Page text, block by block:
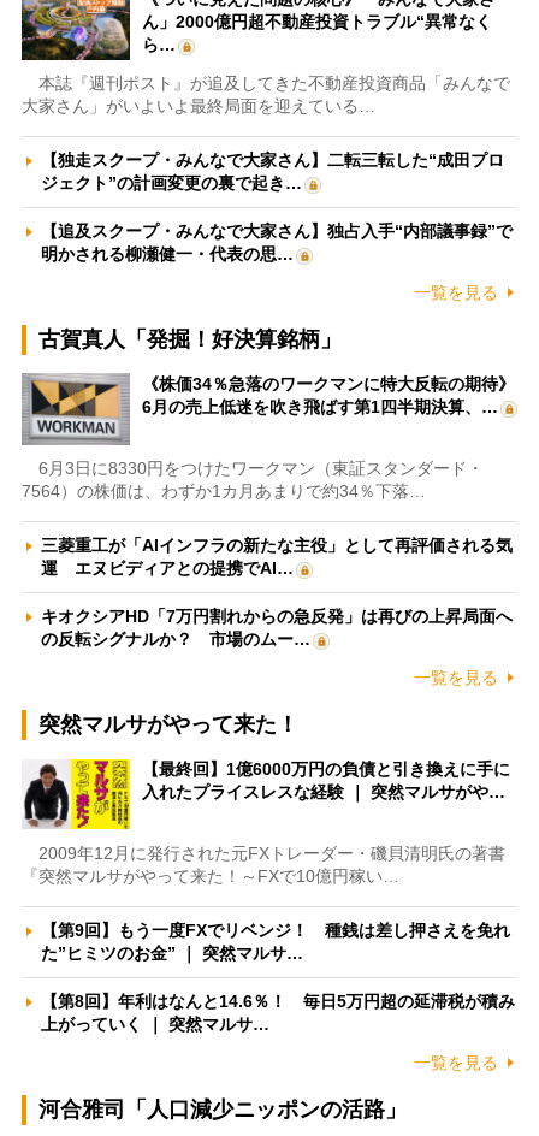
ん」2000億円超不動産投資トラブル“異常なく
ら…
本誌『週刊ポスト』が追及してきた不動産投資商品「みんなで
大家さん」がいよいよ最終局面を迎えている…
【独走スクープ・みんなで大家さん】二転三転した“成田プロ
ジェクト”の計画変更の裏で起き…
【追及スクープ・みんなで大家さん】独占入手“内部議事録”で
明かされる柳瀬健一・代表の思…
一覧を見る
古賀真人「発掘！好決算銘柄」
《株価34％急落のワークマンに特大反転の期待》
6月の売上低迷を吹き飛ばす第1四半期決算、…
6月3日に8330円をつけたワークマン（東証スタンダード・
7564）の株価は、わずか1カ月あまりで約34％下落…
三菱重工が「AIインフラの新たな主役」として再評価される気
運 エヌビディアとの提携でAI…
キオクシアHD「7万円割れからの急反発」は再びの上昇局面へ
の反転シグナルか？ 市場のムー…
一覧を見る
突然マルサがやって来た！
【最終回】1億6000万円の負債と引き換えに手に
入れたプライスレスな経験 ｜ 突然マルサがや…
2009年12月に発行された元FXトレーダー・磯貝清明氏の著書
『突然マルサがやって来た！～FXで10億円稼い…
【第9回】もう一度FXでリベンジ！ 種銭は差し押さえを免れ
た”ヒミツのお金” ｜ 突然マルサ…
【第8回】年利はなんと14.6％！ 毎日5万円超の延滞税が積み
上がっていく ｜ 突然マルサ…
一覧を見る
河合雅司「人口減少ニッポンの活路」